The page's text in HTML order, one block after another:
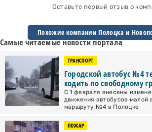
Оставьте первый отзыв о
Похожие компании Полоцка и
Самые читаемые новости портала
ТРАНСПОРТ
Городской автобус №4
ходить по свободному
С 1 февраля внесены
движения автобусов малой
маршруту №4 в Полоцке
ПОЖАР